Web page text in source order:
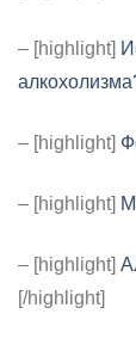
– [highlight]
– [highlight]
– [highlight]
– [highlight]
[/highlight]